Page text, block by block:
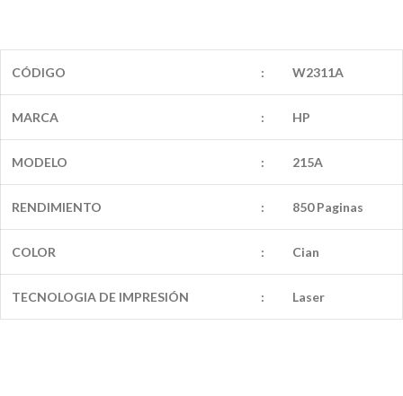
CÓDIGO : W2311A
MARCA : HP
MODELO : 215A
RENDIMIENTO : 850 Paginas
COLOR : Cian
TECNOLOGIA DE IMPRESIÓN : Laser